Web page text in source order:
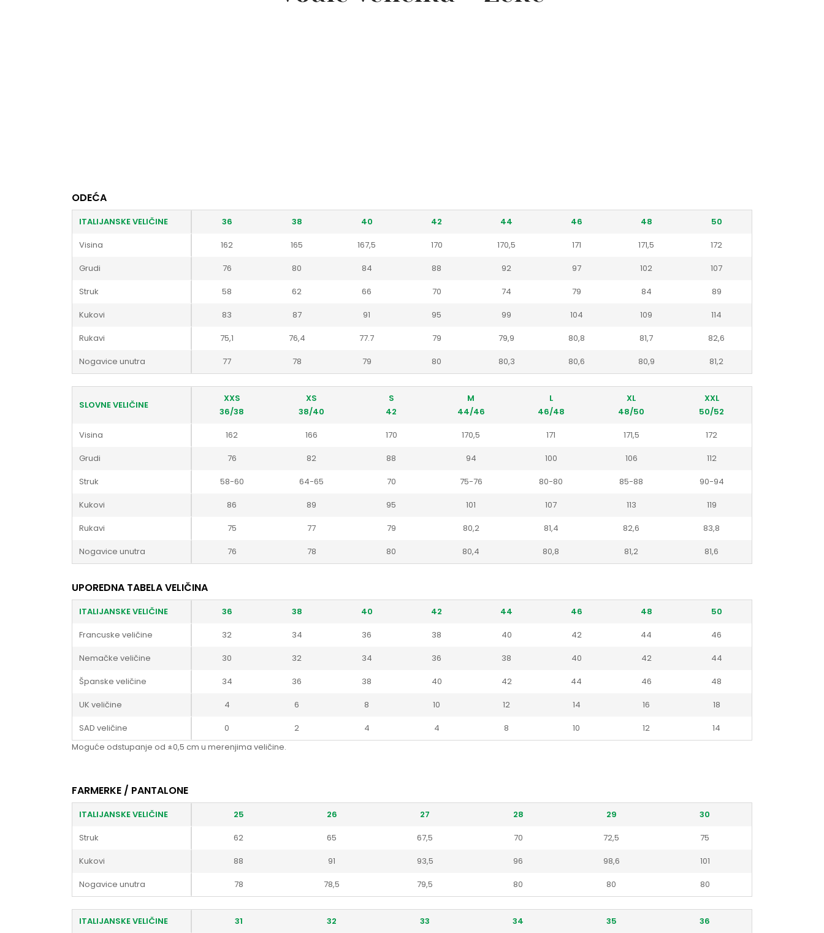
ODEĆA
ITALIJANSKE VELIČINE 36 38 40 42 44 46 48
50
Visina
162 165 167,5 170 170,5 171 171,5
172
Grudi
76 80 84 88 92 97 102
107
Struk
58 62 66 70 74 79 84
89
Kukovi
83 87 91 95 99 104 109
114
Rukavi
75,1 76,4 77.7 79 79,9 80,8 81,7
82,6
Nogavice unutra
77 78 79 80 80,3 80,6 80,9 81,2
SLOVNE VELIČINE
XXS
36/38
XS
38/40
S
42
M
44/46
L
46/48
XL
48/50
XXL
50/52
Visina
162 166 170 170,5 171 171,5
172
Grudi
76 82 88 94 100 106
112
Struk
58-60 64-65 70 75-76 80-80 85-88
90-94
Kukovi
86 89 95 101 107 113
119
Rukavi
75 77 79 80,2 81,4 82,6
83,8
Nogavice unutra
76 78 80 80,4 80,8 81,2 81,6
UPOREDNA TABELA VELIČINA
ITALIJANSKE VELIČINE 36 38 40 42 44 46 48
50
Francuske veličine
32 34 36 38 40 42 44
46
Nemačke veličine
30 32 34 36 38 40 42
44
Španske veličine
34 36 38 40 42 44 46
48
UK veličine
4 6 8 10 12 14 16
18
SAD veličine
0 2 4 4 8 10 12
14
Moguće odstupanje od ±0,5 cm u merenjima veličine.
FARMERKE / PANTALONE
ITALIJANSKE VELIČINE 25 26 27 28 29
30
Struk
62 65 67,5 70 72,5
75
Kukovi
88 91 93,5 96 98,6
101
Nogavice unutra
78 78,5 79,5 80 80 80
ITALIJANSKE VELIČINE 31 32 33 34 35
36